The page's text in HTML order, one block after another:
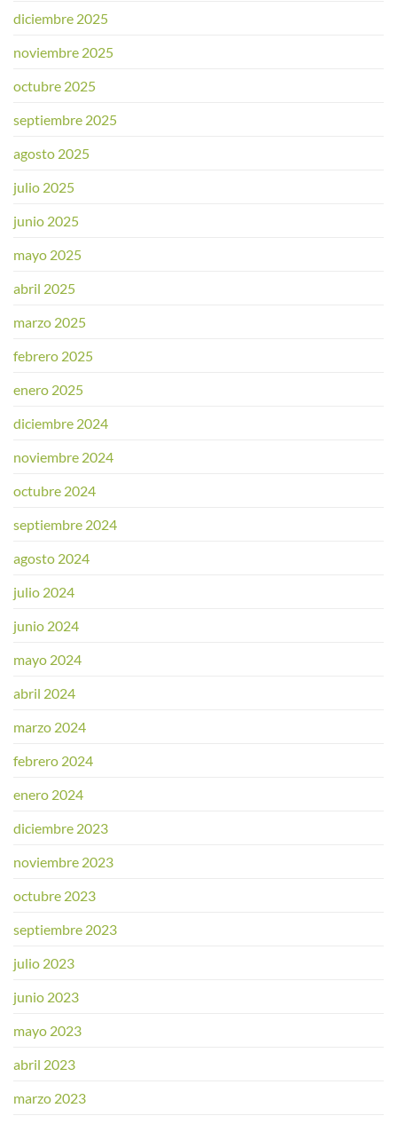
diciembre 2025
noviembre 2025
octubre 2025
septiembre 2025
agosto 2025
julio 2025
junio 2025
mayo 2025
abril 2025
marzo 2025
febrero 2025
enero 2025
diciembre 2024
noviembre 2024
octubre 2024
septiembre 2024
agosto 2024
julio 2024
junio 2024
mayo 2024
abril 2024
marzo 2024
febrero 2024
enero 2024
diciembre 2023
noviembre 2023
octubre 2023
septiembre 2023
julio 2023
junio 2023
mayo 2023
abril 2023
marzo 2023